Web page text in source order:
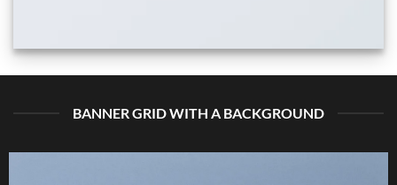
BANNER GRID WITH A BACKGROUND